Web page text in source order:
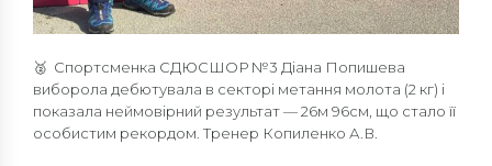
🥈 Спортсменка СДЮСШОР №3 Діана Попишева
виборола дебютувала в секторі метання молота (2 кг) і
показала неймовірний результат — 26м 96см, що стало її
особистим рекордом. Тренер Копиленко А.В.